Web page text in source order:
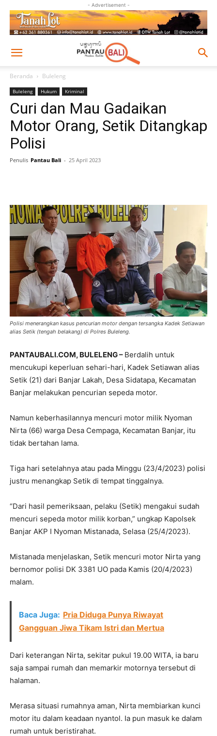
- Advertisement -
Beranda Buleleng
Buleleng Hukum Kriminal
Curi dan Mau Gadaikan
Motor Orang, Setik Ditangkap
Polisi
Penulis Pantau Bali - 25 April 2023
Polisi menerangkan kasus pencurian motor dengan tersangka Kadek Setiawan
alias Setik (tengah belakang) di Polres Buleleng.
PANTAUBALI.COM, BULELENG – Berdalih untuk
mencukupi keperluan sehari-hari, Kadek Setiawan alias
Setik (21) dari Banjar Lakah, Desa Sidatapa, Kecamatan
Banjar melakukan pencurian sepeda motor.
Namun keberhasilannya mencuri motor milik Nyoman
Nirta (66) warga Desa Cempaga, Kecamatan Banjar, itu
tidak bertahan lama.
Tiga hari setelahnya atau pada Minggu (23/4/2023) polisi
justru menangkap Setik di tempat tinggalnya.
“Dari hasil pemeriksaan, pelaku (Setik) mengakui sudah
mencuri sepeda motor milik korban,” ungkap Kapolsek
Banjar AKP I Nyoman Mistanada, Selasa (25/4/2023).
Mistanada menjelaskan, Setik mencuri motor Nirta yang
bernomor polisi DK 3381 UO pada Kamis (20/4/2023)
malam.
Baca Juga: Pria Diduga Punya Riwayat
Gangguan Jiwa Tikam Istri dan Mertua
Dari keterangan Nirta, sekitar pukul 19.00 WITA, ia baru
saja sampai rumah dan memarkir motornya tersebut di
halaman.
Merasa situasi rumahnya aman, Nirta membiarkan kunci
motor itu dalam keadaan nyantol. Ia pun masuk ke dalam
rumah untuk beristirahat.